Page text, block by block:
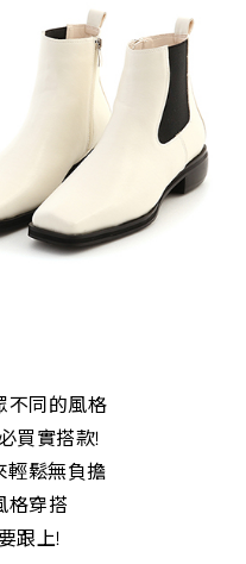
不同的風格
買實搭款!
輕鬆無負擔
格穿搭
跟上!